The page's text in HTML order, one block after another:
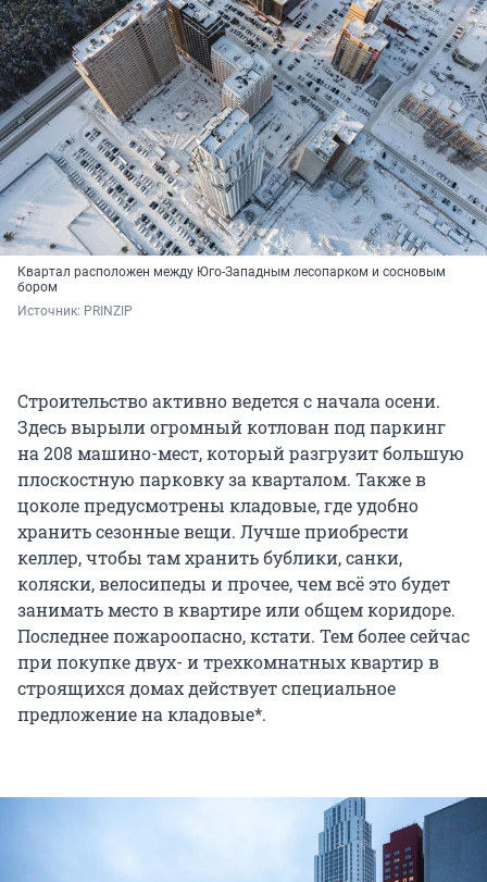
Квартал расположен между Юго-Западным лесопарком и сосновым
бором
Источник: PRINZIP
Строительство активно ведется с начала осени.
Здесь вырыли огромный котлован под паркинг
на 208 машино-мест, который разгрузит большую
плоскостную парковку за кварталом. Также в
цоколе предусмотрены кладовые, где удобно
хранить сезонные вещи. Лучше приобрести
келлер, чтобы там хранить бублики, санки,
коляски, велосипеды и прочее, чем всё это будет
занимать место в квартире или общем коридоре.
Последнее пожароопасно, кстати. Тем более сейчас
при покупке двух- и трехкомнатных квартир в
строящихся домах действует специальное
предложение на кладовые*.